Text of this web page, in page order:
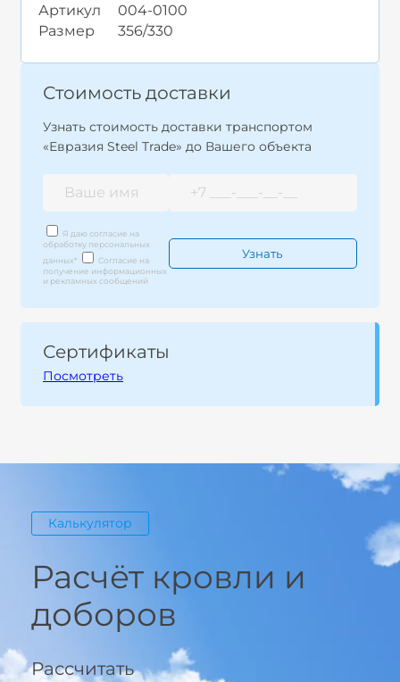
Артикул
004-0100
Размер
356/330
Стоимость доставки
Узнать стоимость доставки транспортом
«Евразия Steel Trade» до Вашего объекта
Я даю согласие на
обработку персональных
данных*
Согласие на
получение информационных
и рекламных сообщений
Сертификаты
Посмотреть
Калькулятор
Расчёт кровли и
доборов
Рассчитать